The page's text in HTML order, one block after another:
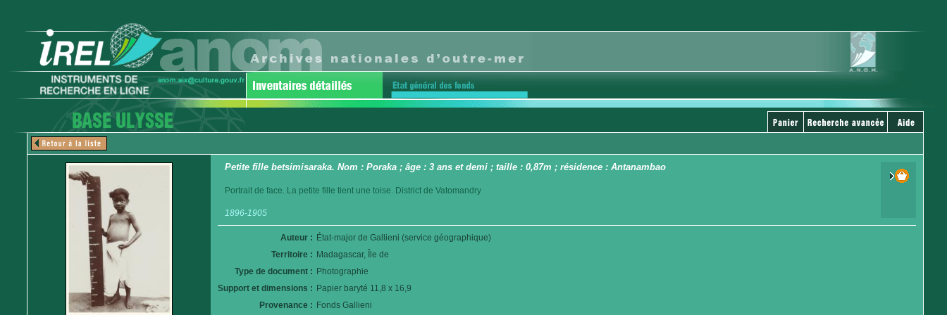
Petite fille betsimisaraka. Nom : Poraka ; âge : 3 ans et demi ; taille : 0,87m ; résidence : Antanambao
Portrait de face. La petite fille tient une toise. District de Vatomandry
1896-1905
Auteur : État-major de Gallieni (service géographique)
Territoire : Madagascar, Île de
Type de document : Photographie
Support et dimensions : Papier baryté 11,8 x 16,9
Provenance : Fonds Gallieni